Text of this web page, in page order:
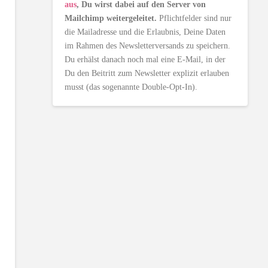
aus, Du wirst dabei auf den Server von
Mailchimp weitergeleitet. Pflichtfelder sind nur
die Mailadresse und die Erlaubnis, Deine Daten
im Rahmen des Newsletterversands zu speichern.
Du erhälst danach noch mal eine E-Mail, in der
Du den Beitritt zum Newsletter explizit erlauben
musst (das sogenannte Double-Opt-In).